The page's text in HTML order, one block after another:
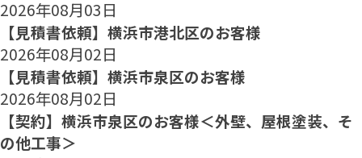
2026年08月03日
【見積書依頼】横浜市港北区のお客様
2026年08月02日
【見積書依頼】横浜市泉区のお客様
2026年08月02日
【契約】横浜市泉区のお客様＜外壁、屋根塗装、そ
の他工事＞